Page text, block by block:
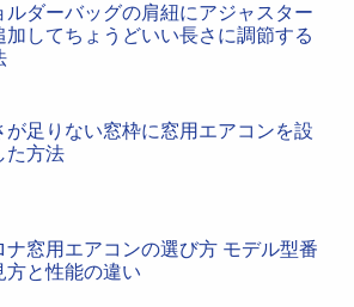
ルダーバッグの肩紐にアジャスター
加してちょうどいい長さに調節する
が足りない窓枠に窓用エアコンを設
た方法
ナ窓用エアコンの選び方 モデル型番
方と性能の違い